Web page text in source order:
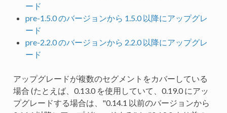
ード
pre-1.5.0 のバージョンから 1.5.0 以降にアップグレ
ード
pre-2.2.0 のバージョンから 2.2.0 以降にアップグレ
ード
アップグレードが複数のセグメントをカバーしている
場合 (たとえば、0.13.0 を使用していて、0.19.0 にアッ
プグレードする場合は、"0.14.1 以前のバージョンから